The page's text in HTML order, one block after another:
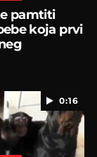
pamtiti
koja prvi
0:16